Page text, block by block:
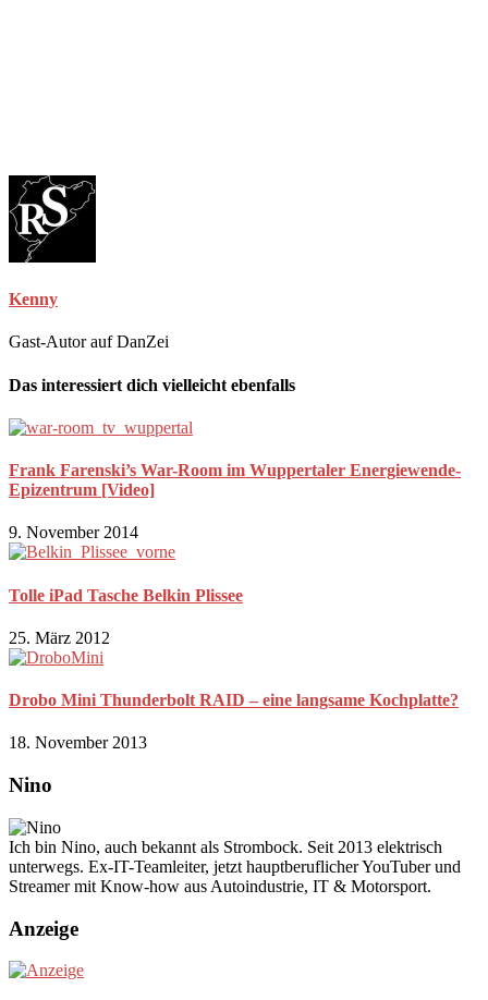
Kenny
Gast-Autor auf DanZei
Das interessiert dich vielleicht ebenfalls
Frank Farenski’s War-Room im Wuppertaler Energiewende-
Epizentrum [Video]
9. November 2014
Tolle iPad Tasche Belkin Plissee
25. März 2012
Drobo Mini Thunderbolt RAID – eine langsame Kochplatte?
18. November 2013
Nino
Ich bin Nino, auch bekannt als Strombock. Seit 2013 elektrisch
unterwegs. Ex-IT-Teamleiter, jetzt hauptberuflicher YouTuber und
Streamer mit Know-how aus Autoindustrie, IT & Motorsport.
Anzeige